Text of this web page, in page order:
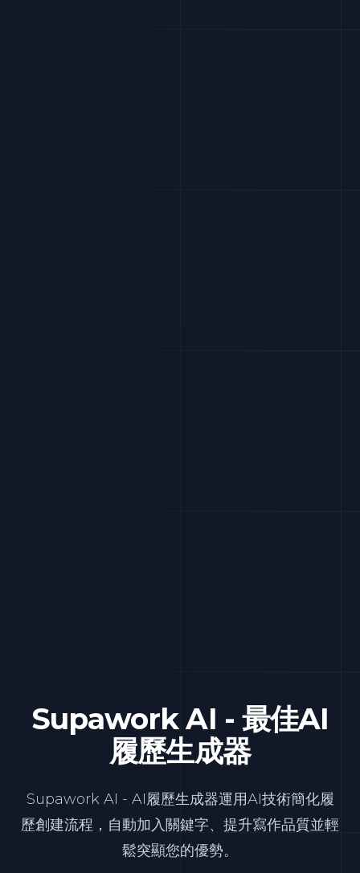
Supawork AI - 最佳AI
履歷生成器
Supawork AI - AI履歷生成器運用AI技術簡化履
歷創建流程，自動加入關鍵字、提升寫作品質並輕
鬆突顯您的優勢。